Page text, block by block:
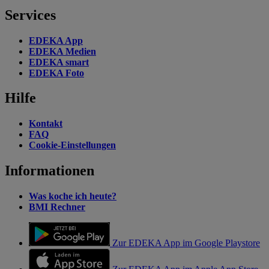
Services
EDEKA App
EDEKA Medien
EDEKA smart
EDEKA Foto
Hilfe
Kontakt
FAQ
Cookie-Einstellungen
Informationen
Was koche ich heute?
BMI Rechner
Zur EDEKA App im Google Playstore